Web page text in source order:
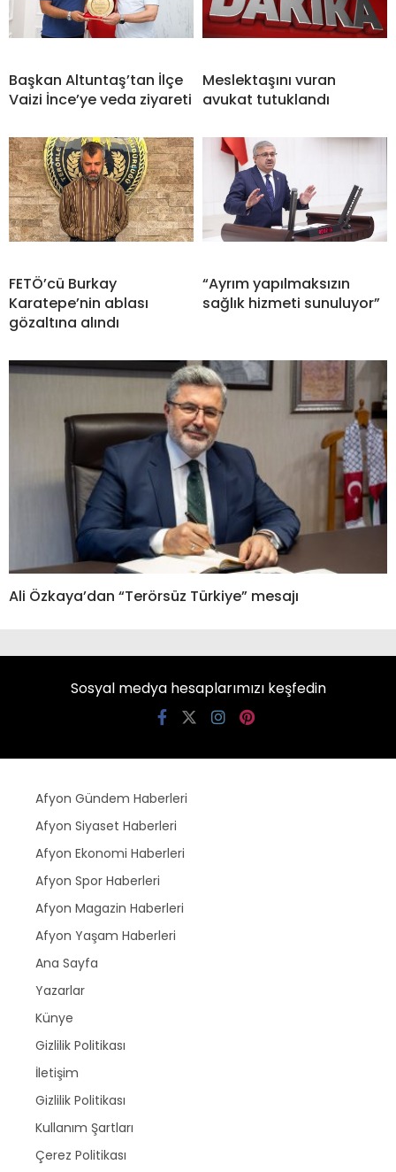
Başkan Altuntaş’tan İlçe
Vaizi İnce’ye veda ziyareti
Meslektaşını vuran
avukat tutuklandı
FETÖ’cü Burkay
Karatepe’nin ablası
gözaltına alındı
“Ayrım yapılmaksızın
sağlık hizmeti sunuluyor”
Ali Özkaya’dan “Terörsüz Türkiye” mesajı
Sosyal medya hesaplarımızı keşfedin
Afyon Gündem Haberleri
Afyon Siyaset Haberleri
Afyon Ekonomi Haberleri
Afyon Spor Haberleri
Afyon Magazin Haberleri
Afyon Yaşam Haberleri
Ana Sayfa
Yazarlar
Künye
Gizlilik Politikası
İletişim
Gizlilik Politikası
Kullanım Şartları
Çerez Politikası